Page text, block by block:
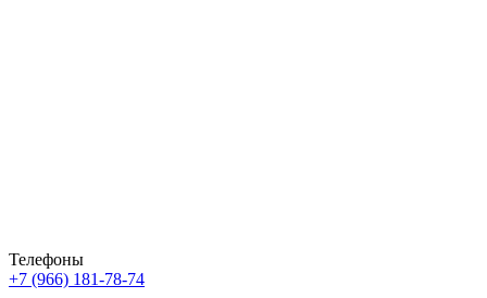
Телефоны
+7 (966) 181-78-74